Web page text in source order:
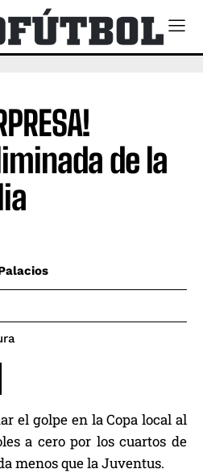
de la
el golpe en la Copa local al
a cero por los cuartos de
menos que la Juventus.